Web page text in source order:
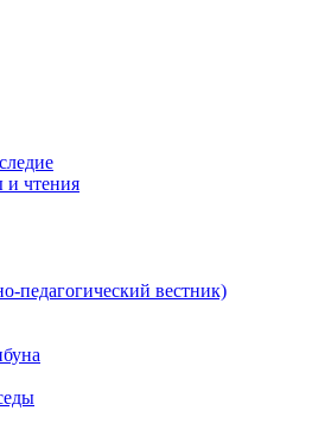
и чтения
педагогический вестник)